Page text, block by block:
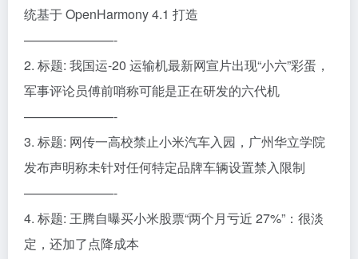
统基于 OpenHarmony 4.1 打造
———————-
2. 标题: 我国运-20 运输机最新网宣片出现“小六”彩蛋，
军事评论员傅前哨称可能是正在研发的六代机
———————-
3. 标题: 网传一高校禁止小米汽车入园，广州华立学院
发布声明称未针对任何特定品牌车辆设置禁入限制
———————-
4. 标题: 王腾自曝买小米股票“两个月亏近 27%”：很淡
定，还加了点降成本